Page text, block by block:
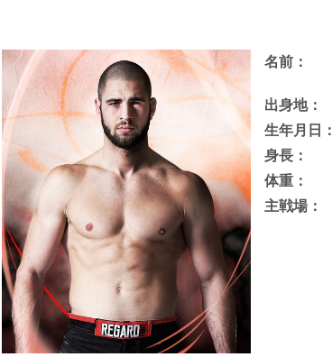
名前：
出身地：
生年月日：
身長：
体重：
主戦場：